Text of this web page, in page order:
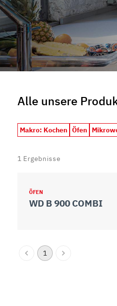
Alle unsere
Makro: Kochen Öfen
1 Ergebnisse
ÖFEN
WD B 900 COMBI
1